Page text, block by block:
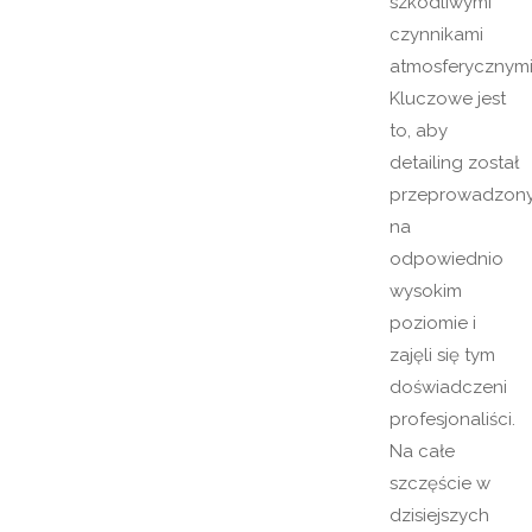
czynnikami
Kluczowe jest
to, aby
detailing został
na
odpowiednio
wysokim
poziomie i
zajęli się tym
doświadczeni
profesjonaliści.
Na całe
szczęście w
dzisiejszych